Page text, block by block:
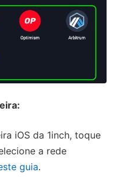
iOS da 1inch, toque
a rede
guia.